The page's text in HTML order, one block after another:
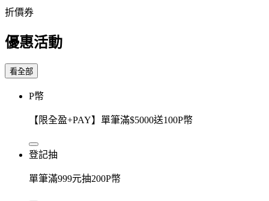
折價券
優惠活動
看全部
P幣
【限全盈+PAY】單筆滿$5000送100P幣
登記抽
單筆滿999元抽200P幣